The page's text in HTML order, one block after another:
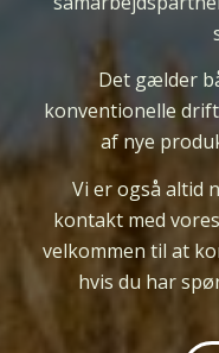
Det gælder
konventionelle
af nye
Vi erogsåaltid
kontakt med
velkommen til at
hvis du har